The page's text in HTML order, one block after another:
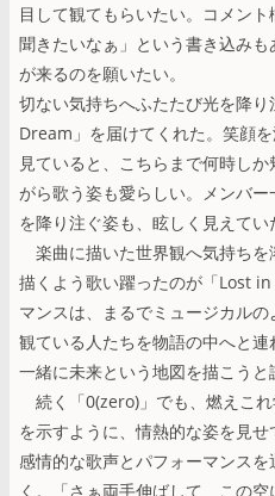
目して観てもらいたい。コメン
聞きたいなぁ」という書き込み
が来るのを願いたい。
切ない気持ちへふたたび光を降
Dream」を届けてくれた。笑顔
見ていると、こちらまで何時し
がら歌う姿も愛らしい。メンバ
を降り注ぐ姿も、眩しく見えてい
楽曲に描いた世界観へ気持ちを
描くよう歌い躍ったのが「Lost
マンスは、まるでミュージカルの
観ている人たちを物語の中へと連
一緒に未来という地図を描こうと
続く「0(zero)」でも、燃えこ
を示すように、情熱的な姿を見せ
感情的な歌声とパフォーマンス
く。「さぁ両手伸ばして この空